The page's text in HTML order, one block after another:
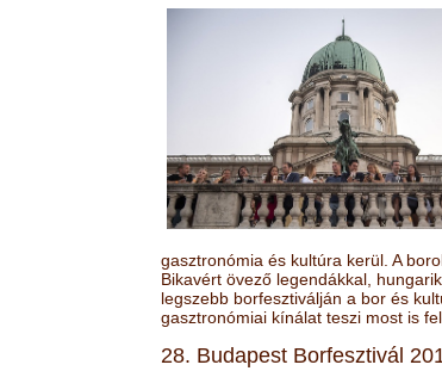
gasztronómia és kultúra kerül. A
Bikavért övező legendákkal,
legszebb borfesztiválján a bor és
gasztronómiai kínálat teszi most is
28. Budapest Borfesztivál